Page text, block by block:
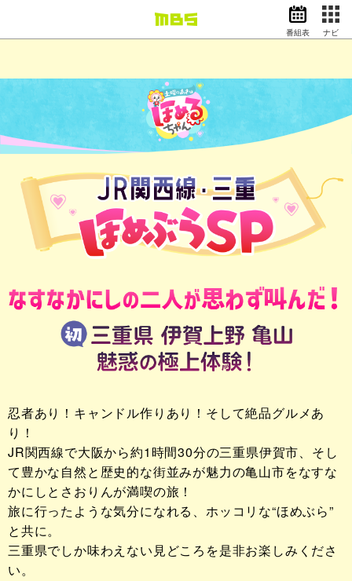
ドラマ
アニメ
スポーツ
動画イズム ニュース
天気・防災 イベント
映画 アナウンサー
EN 検索 番組表
番組表 ナビ
忍者あり！キャンドル作りあり！そして絶品グルメあ
り！
JR関西線で大阪から約1時間30分の三重県伊賀市、 そし
て豊かな自然と歴史的な街並みが魅力の亀山市をなすな
かにしとさおりんが満喫の旅！
旅に行ったような気分になれる、ホッコリな“ほめぶら”
と共に。
三重県でしか味わえない見どころを是非お楽しみくださ
い。